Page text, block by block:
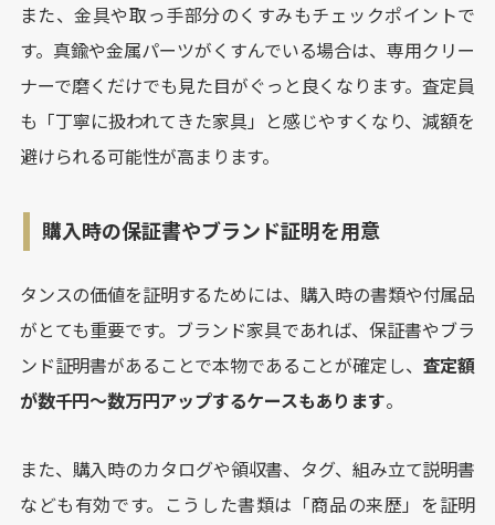
また、金具や取っ手部分のくすみもチェックポイントで
す。真鍮や金属パーツがくすんでいる場合は、専用クリー
ナーで磨くだけでも見た目がぐっと良くなります。査定員
も「丁寧に扱われてきた家具」と感じやすくなり、減額を
避けられる可能性が高まります。
購入時の保証書やブランド証明を用意
タンスの価値を証明するためには、購入時の書類や付属品
がとても重要です。ブランド家具であれば、保証書やブラ
ンド証明書があることで本物であることが確定し、 査定額
が数千円〜数万円アップするケースもあります。
また、購入時のカタログや領収書、タグ、組み立て説明書
なども有効です。こうした書類は「商品の来歴」を証明